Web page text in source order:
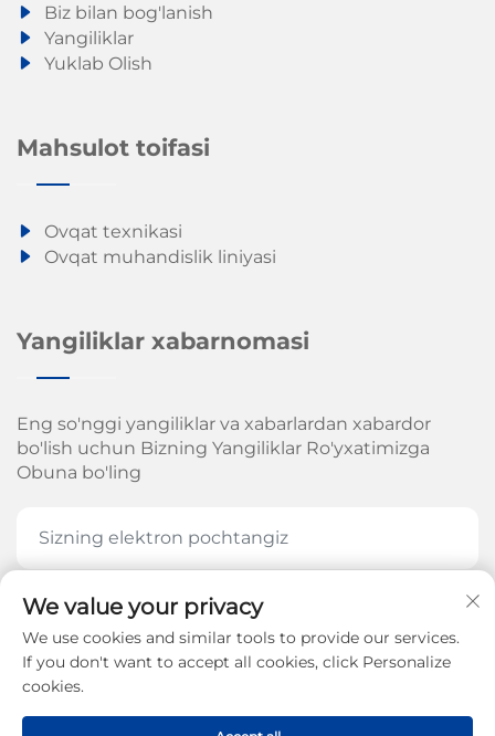
Biz bilan bog'lanish
Yangiliklar
Yuklab Olish
Mahsulot toifasi
Ovqat texnikasi
Ovqat muhandislik liniyasi
Yangiliklar xabarnomasi
Eng so'nggi yangiliklar va xabarlardan xabardor
bo'lish uchun Bizning Yangiliklar Ro'yxatimizga
Obuna bo'ling
HOZIR OBUNA BOʻLING
We value your privacy
We use cookies and similar tools to provide our services.
If you don't want to accept all cookies, click Personalize
cookies.